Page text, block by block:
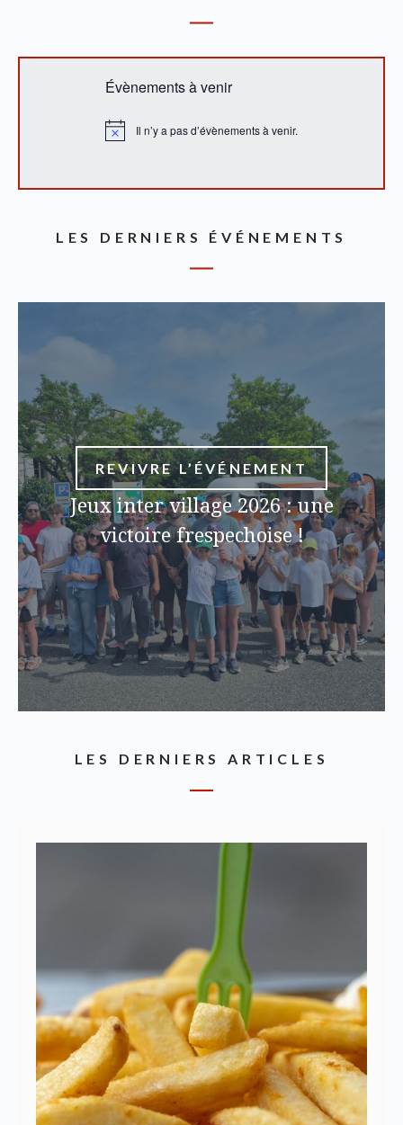
Évènements à venir
N
c
Il n’y a pas d’évènements à venir.
LES DERNIERS ÉVÉNEMENTS
REVIVRE L’ÉVÉNEMENT
Jeux inter village 2026 : une
victoire frespechoise !
LES DERNIERS ARTICLES